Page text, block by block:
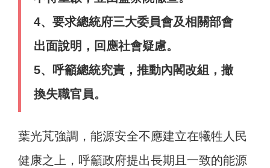
4、要求總統府三大委員會及相關部會
出面說明，回應社會疑慮。
5、呼籲總統究責，推動內閣改組，撤
換失職官員。
葉光芃強調，能源安全不應建立在犧牲人民
健康之上，呼籲政府提出長期且一致的能源